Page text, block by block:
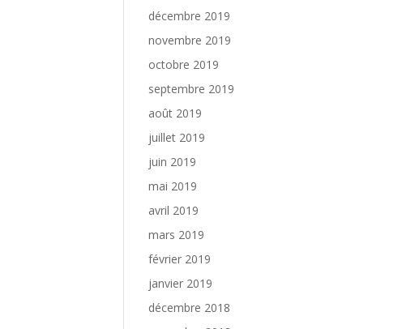
décembre 2019
novembre 2019
octobre 2019
septembre 2019
août 2019
juillet 2019
juin 2019
mai 2019
avril 2019
mars 2019
février 2019
janvier 2019
décembre 2018